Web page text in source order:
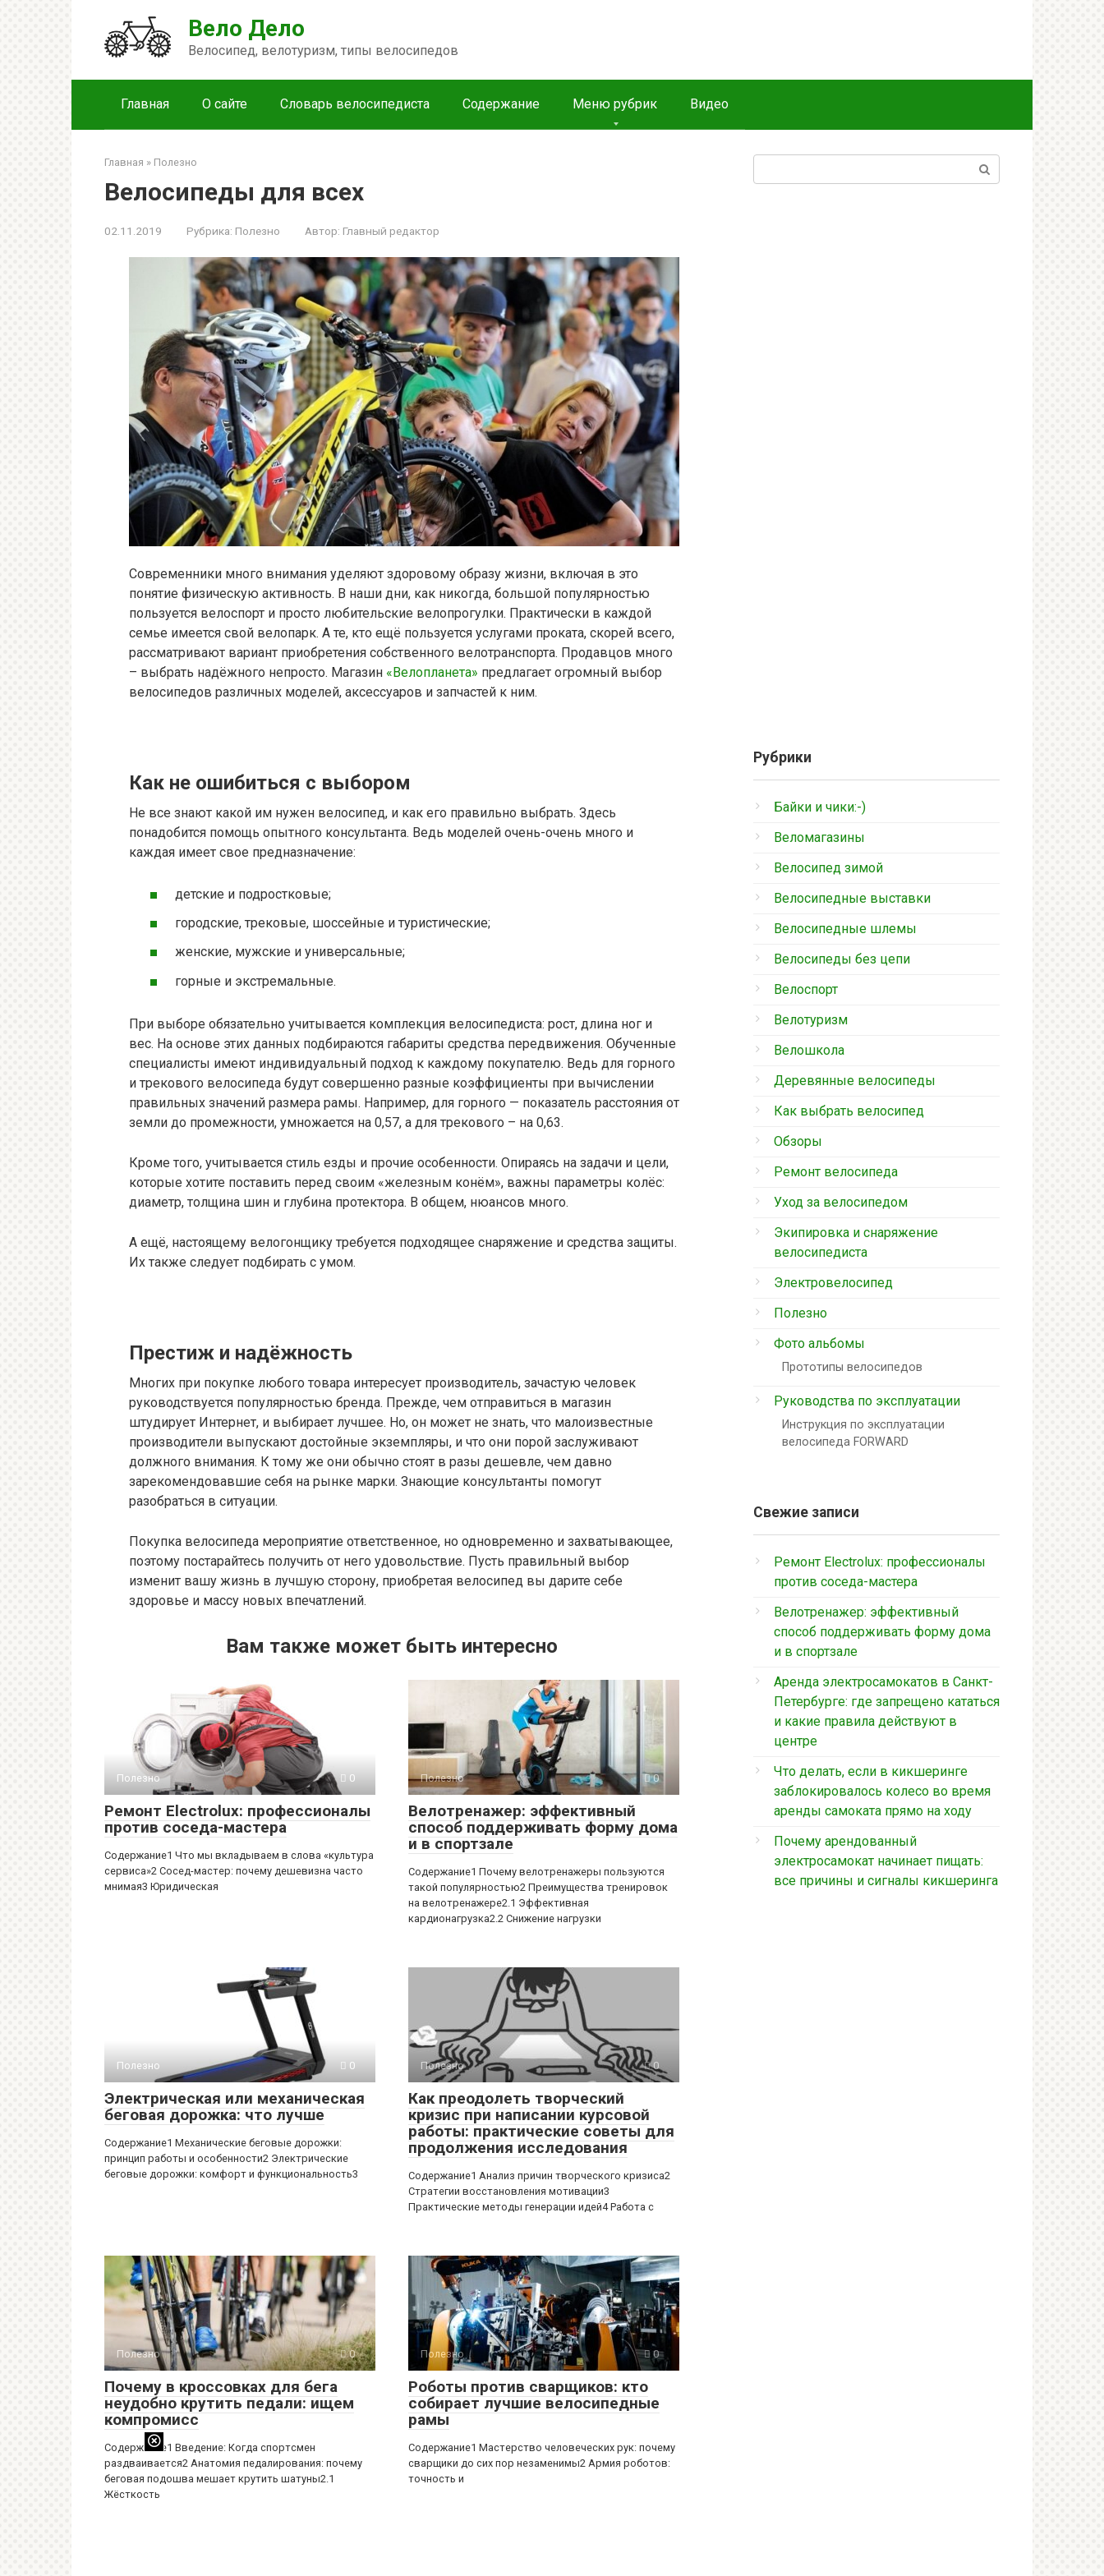
Вело Дело
Велосипед, велотуризм, типы велосипедов
Главная О сайте Словарь велосипедиста Содержание Меню рубрик Видео
Главная » Полезно
Велосипеды для всех
02.11.2019 Рубрика: Полезно Автор: Главный редактор
Современники много внимания уделяют здоровому образу жизни, включая в это
понятие физическую активность. В наши дни, как никогда, большой популярностью
пользуется велоспорт и просто любительские велопрогулки. Практически в каждой
семье имеется свой велопарк. А те, кто ещё пользуется услугами проката, скорей всего,
рассматривают вариант приобретения собственного велотранспорта. Продавцов много
– выбрать надёжного непросто. Магазин «Велопланета» предлагает огромный выбор
велосипедов различных моделей, аксессуаров и запчастей к ним.
Как не ошибиться с выбором
Не все знают какой им нужен велосипед, и как его правильно выбрать. Здесь
понадобится помощь опытного консультанта. Ведь моделей очень-очень много и
каждая имеет свое предназначение:
детские и подростковые;
городские, трековые, шоссейные и туристические;
женские, мужские и универсальные;
горные и экстремальные.
При выборе обязательно учитывается комплекция велосипедиста: рост, длина ног и
вес. На основе этих данных подбираются габариты средства передвижения. Обученные
специалисты имеют индивидуальный подход к каждому покупателю. Ведь для горного
и трекового велосипеда будут совершенно разные коэффициенты при вычислении
правильных значений размера рамы. Например, для горного — показатель расстояния от
земли до промежности, умножается на 0,57, а для трекового – на 0,63.
Кроме того, учитывается стиль езды и прочие особенности. Опираясь на задачи и цели,
которые хотите поставить перед своим «железным конём», важны параметры колёс:
диаметр, толщина шин и глубина протектора. В общем, нюансов много.
А ещё, настоящему велогонщику требуется подходящее снаряжение и средства защиты.
Их также следует подбирать с умом.
Престиж и надёжность
Многих при покупке любого товара интересует производитель, зачастую человек
руководствуется популярностью бренда. Прежде, чем отправиться в магазин
штудирует Интернет, и выбирает лучшее. Но, он может не знать, что малоизвестные
производители выпускают достойные экземпляры, и что они порой заслуживают
должного внимания. К тому же они обычно стоят в разы дешевле, чем давно
зарекомендовавшие себя на рынке марки. Знающие консультанты помогут
разобраться в ситуации.
Покупка велосипеда мероприятие ответственное, но одновременно и захватывающее,
поэтому постарайтесь получить от него удовольствие. Пусть правильный выбор
изменит вашу жизнь в лучшую сторону, приобретая велосипед вы дарите себе
здоровье и массу новых впечатлений.
Вам также может быть интересно
Полезно 0
Ремонт Electrolux: профессионалы
против соседа-мастера
Содержание1 Что мы вкладываем в слова «культура
сервиса»2 Сосед-мастер: почему дешевизна часто
мнимая3 Юридическая
Полезно 0
Велотренажер: эффективный
способ поддерживать форму дома
и в спортзале
Содержание1 Почему велотренажеры пользуются
такой популярностью2 Преимущества тренировок
на велотренажере2.1 Эффективная
кардионагрузка2.2 Снижение нагрузки
Полезно 0
Электрическая или механическая
беговая дорожка: что лучше
Содержание1 Механические беговые дорожки:
принцип работы и особенности2 Электрические
беговые дорожки: комфорт и функциональность3
Полезно 0
Как преодолеть творческий
кризис при написании курсовой
работы: практические советы для
продолжения исследования
Содержание1 Анализ причин творческого кризиса2
Стратегии восстановления мотивации3
Практические методы генерации идей4 Работа с
Полезно 0
Почему в кроссовках для бега
неудобно крутить педали: ищем
компромисс
Содержание1 Введение: Когда спортсмен
раздваивается2 Анатомия педалирования: почему
беговая подошва мешает крутить шатуны2.1
Жёсткость
Полезно 0
Роботы против сварщиков: кто
собирает лучшие велосипедные
рамы
Содержание1 Мастерство человеческих рук: почему
сварщики до сих пор незаменимы2 Армия роботов:
точность и
Рубрики
Байки и чики:-)
Веломагазины
Велосипед зимой
Велосипедные выставки
Велосипедные шлемы
Велосипеды без цепи
Велоспорт
Велотуризм
Велошкола
Деревянные велосипеды
Как выбрать велосипед
Обзоры
Ремонт велосипеда
Уход за велосипедом
Экипировка и снаряжение
велосипедиста
Электровелосипед
Полезно
Фото альбомы
Прототипы велосипедов
Руководства по эксплуатации
Инструкция по эксплуатации
велосипеда FORWARD
Свежие записи
Ремонт Electrolux: профессионалы
против соседа-мастера
Велотренажер: эффективный
способ поддерживать форму дома
и в спортзале
Аренда электросамокатов в Санкт-
Петербурге: где запрещено кататься
и какие правила действуют в
центре
Что делать, если в кикшеринге
заблокировалось колесо во время
аренды самоката прямо на ходу
Почему арендованный
электросамокат начинает пищать:
все причины и сигналы кикшеринга